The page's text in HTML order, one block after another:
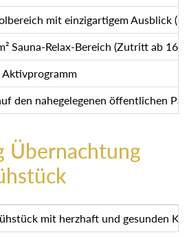
mit einzigartigem Ausblick
Sauna-Relax-Bereich (Zutritt ab
Aktivprogramm
den nahegelegenen öffentlichen
Übernachtung
mit herzhaft und gesunden